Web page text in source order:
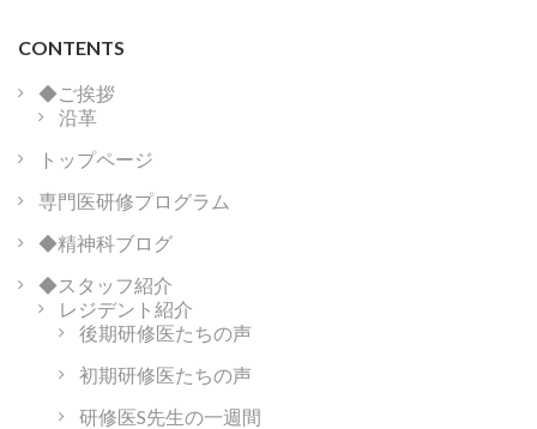
ー
ョ
ン
CONTENTS
◆ご挨拶
沿革
トップページ
専門医研修プログラム
◆精神科ブログ
◆スタッフ紹介
レジデント紹介
後期研修医たちの声
初期研修医たちの声
研修医S先生の一週間